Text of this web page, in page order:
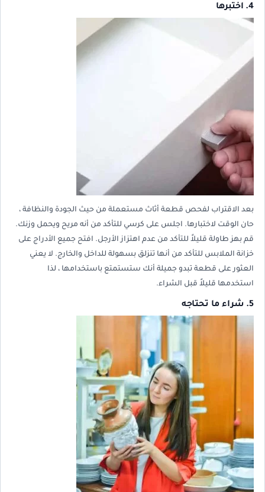
4. اختبرها
بعد الاقتراب لفحص قطعة أثاث مستعملة من حيث الجودة والنظافة ،
حان الوقت لاختبارها. اجلس على كرسي للتأكد من أنه مريح ويحمل وزنك.
قم بهز طاولة قليلاً للتأكد من عدم اهتزاز الأرجل. افتح جميع الأدراج على
خزانة الملابس للتأكد من أنها تنزلق بسهولة للداخل والخارج. لا يعني
العثور على قطعة تبدو جميلة أنك ستستمتع باستخدامها ، لذا
استخدمها قليلاً قبل الشراء.
5. شراء ما تحتاجه